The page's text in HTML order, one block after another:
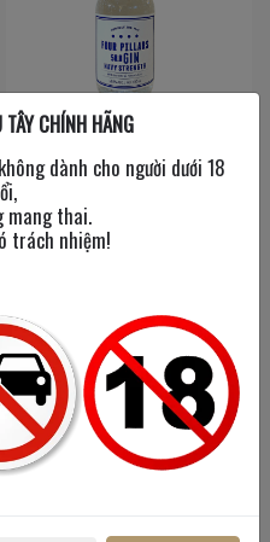
Four Pillars Navy
Strenght
700 ml
CHÍNH HÃNG
dành cho người dưới 18
mang thai.
trách nhiệm!